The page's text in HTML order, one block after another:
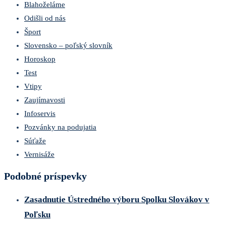
Blahoželáme
Odišli od nás
Šport
Slovensko – poľský slovník
Horoskop
Test
Vtipy
Zaujímavosti
Infoservis
Pozvánky na podujatia
Súťaže
Vernisáže
Podobné príspevky
Zasadnutie Ústredného výboru Spolku Slovákov v
Poľsku